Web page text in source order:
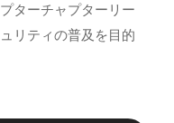
ターチャプターリー
リティの普及を目的